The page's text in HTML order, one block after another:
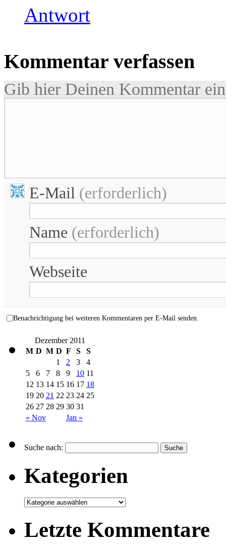
Antwort
Kommentar verfassen
Gib hier Deinen Kommentar
E-Mail (erforderlich)
Name (erforderlich)
Webseite
Benachrichtigung bei weiteren Kommentaren per E-Mail senden.
Dezember 2011
M D M D F S S
« Nov Jan »
1 2 3
4
5
6 7 8 9 10 11
12 13 14 15 16 17 18
19 20 21 22 23 24 25
26 27 28 29 30 31
Suche nach:
Kategorien
Letzte Kommentare